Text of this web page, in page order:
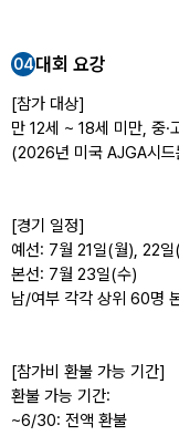
04대회 요강
[참가 대상]
만 12세 ~ 18세 미만, 중
(2026년 미국 AJGA시드
[경기 일정]
예선: 7월 21일(월), 22일
본선: 7월 23일(수)
남/여부 각각 상위 60명
[참가비 환불 가능 기간]
환불 가능 기간:
~6/30: 전액 환불